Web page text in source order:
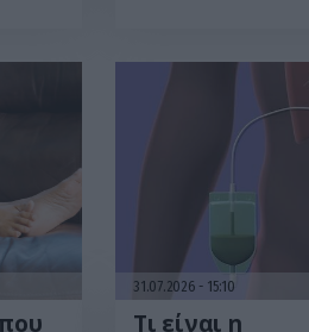
31.07.2026 15:10
Τι είναι η